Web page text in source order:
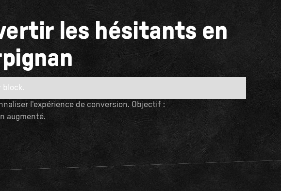
les hésitants en
block.
l'expérience de conversion. Objectif :
augmenté.